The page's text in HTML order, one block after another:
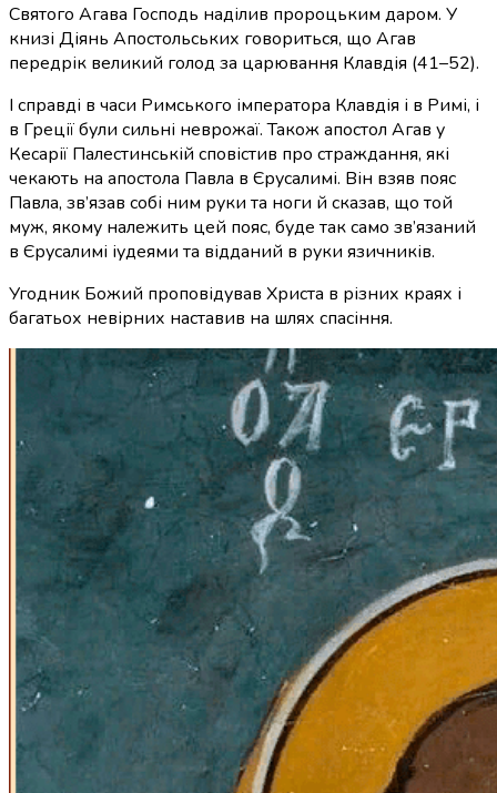
Святого Агава Господь наділив пророцьким даром. У
книзі Діянь Апостольських говориться, що Агав
передрік великий голод за царювання Клавдія (41–52).
І справді в часи Римського імператора Клавдія і в Римі, і
в Греції були сильні неврожаї. Також апостол Агав у
Кесарії Палестинській сповістив про страждання, які
чекають на апостола Павла в Єрусалимі. Він взяв пояс
Павла, зв’язав собі ним руки та ноги й сказав, що той
муж, якому належить цей пояс, буде так само зв’язаний
в Єрусалимі іудеями та відданий в руки язичників.
Угодник Божий проповідував Христа в різних краях і
багатьох невірних наставив на шлях спасіння.